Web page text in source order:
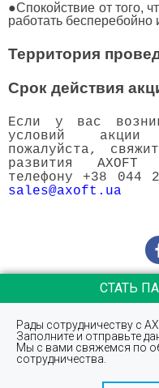
●Спокойствие от того,
работать бесперебойно
Территория
Срок действия
Если у вас
условий акции
пожалуйста,
развития
телефону +38
sales@axoft.ua
СТАТЬ
Рады сотрудничеству с
Заполните и отправьте
Мы с вами свяжемся по
сотрудничества.